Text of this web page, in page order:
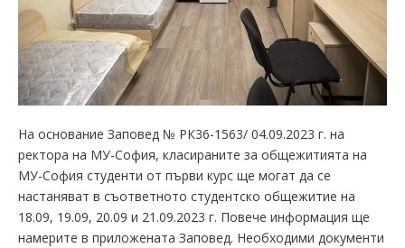
На основание Заповед № РК36-1563/ 04.09.2023 г. на
ректора на МУ-София, класираните за общежитията на
МУ-София студенти от първи курс ще могат да се
настаняват в съответното студентско общежитие на
18.09, 19.09, 20.09 и 21.09.2023 г. Повече информация ще
намерите в приложената Заповед. Необходими документи